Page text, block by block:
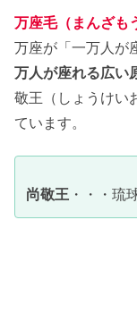
万座毛（まんざも
万座が「一万人が
万人が座れる広い
敬王（しょうけい
ています。
尚敬王 ・・・琉